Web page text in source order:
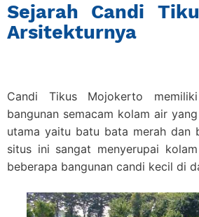
Sejarah Candi
Arsitekturnya
Candi Tikus Mojokerto
bangunan semacam kolam air
utama yaitu batu bata merah dan
situs ini sangat menyerupai
beberapa bangunan candi kecil di